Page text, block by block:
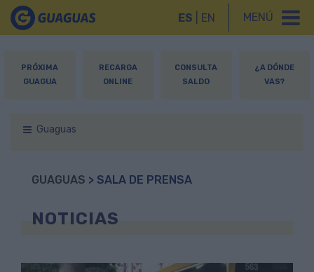
MENÚ
ES EN
PRÓXIMA
GUAGUA
RECARGA
ONLINE
CONSULTA
SALDO
¿A DÓNDE
VAS?
Guaguas
GUAGUAS > SALA DE PRENSA
NOTICIAS